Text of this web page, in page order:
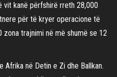
vit kanë përfshirë rreth 28,000
për të kryer operacione të
zona trajnimi në më shumë se 12
Afrika në Detin e Zi dhe Ballkan.